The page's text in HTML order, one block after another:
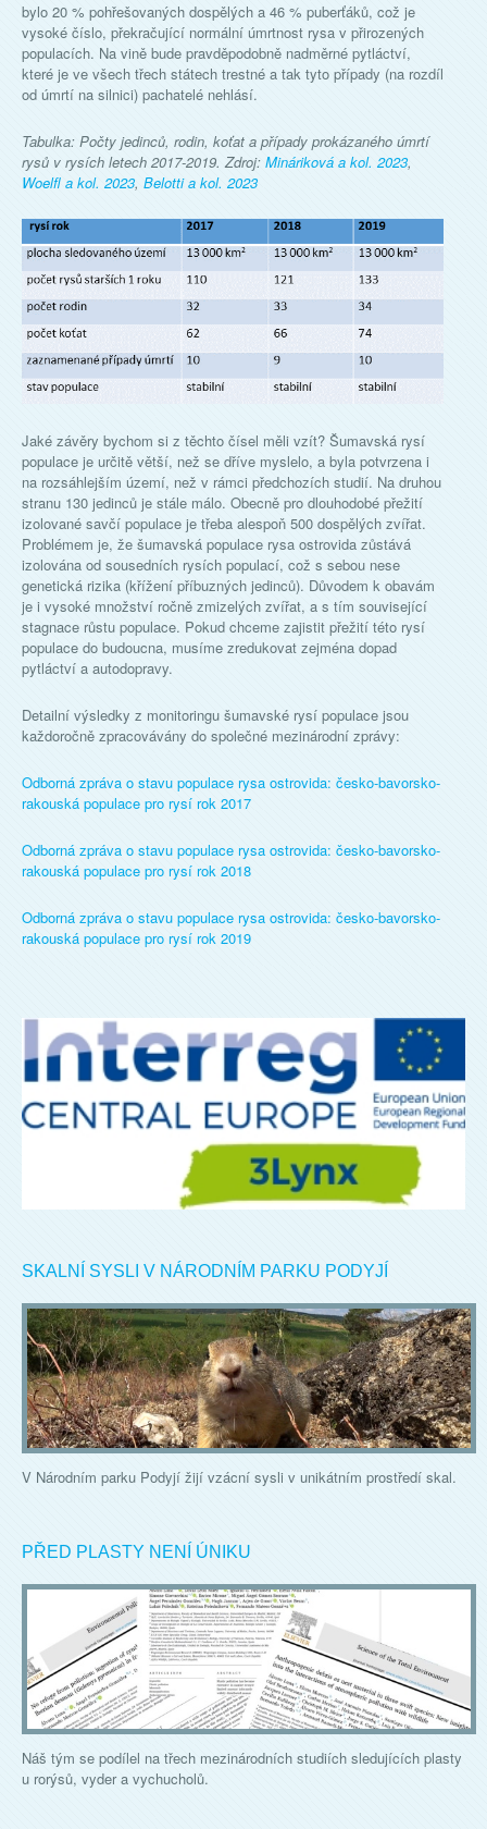
bylo 20 % pohřešovaných dospělých a 46 % puberťáků, což je
vysoké číslo, překračující normální úmrtnost rysa v přirozených
populacích. Na vině bude pravděpodobně nadměrné pytláctví,
které je ve všech třech státech trestné a tak tyto případy (na rozdíl
od úmrtí na silnici) pachatelé nehlásí.
Tabulka: Počty jedinců, rodin, koťat a případy prokázaného úmrtí
rysů v rysích letech 2017-2019. Zdroj: Mináriková a kol. 2023,
Woelfl a kol. 2023, Belotti a kol. 2023
Jaké závěry bychom si z těchto čísel měli vzít? Šumavská rysí
populace je určitě větší, než se dříve myslelo, a byla potvrzena i
na rozsáhlejším území, než v rámci předchozích studií. Na druhou
stranu 130 jedinců je stále málo. Obecně pro dlouhodobé přežití
izolované savčí populace je třeba alespoň 500 dospělých zvířat.
Problémem je, že šumavská populace rysa ostrovida zůstává
izolována od sousedních rysích populací, což s sebou nese
genetická rizika (křížení příbuzných jedinců). Důvodem k obavám
je i vysoké množství ročně zmizelých zvířat, a s tím související
stagnace růstu populace. Pokud chceme zajistit přežití této rysí
populace do budoucna, musíme zredukovat zejména dopad
pytláctví a autodopravy.
Detailní výsledky z monitoringu šumavské rysí populace jsou
každoročně zpracovávány do společné mezinárodní zprávy:
Odborná zpráva o stavu populace rysa ostrovida: česko-bavorsko-
rakouská populace pro rysí rok 2017
Odborná zpráva o stavu populace rysa ostrovida: česko-bavorsko-
rakouská populace pro rysí rok 2018
Odborná zpráva o stavu populace rysa ostrovida: česko-bavorsko-
rakouská populace pro rysí rok 2019
SKALNÍ SYSLI V NÁRODNÍM PARKU PODYJÍ
V Národním parku Podyjí žijí vzácní sysli v unikátním prostředí skal.
PŘED PLASTY NENÍ ÚNIKU
Náš tým se podílel na třech mezinárodních studiích sledujících plasty
u rorýsů, vyder a vychucholů.